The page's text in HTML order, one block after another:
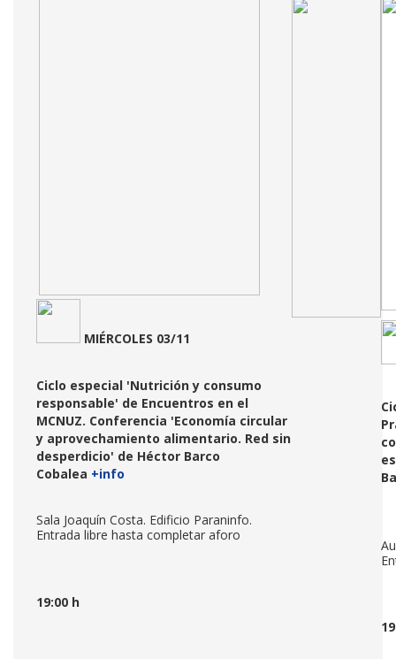
MIÉRCOLES 03/11
Ciclo especial 'Nutrición y consumo
responsable' de Encuentros en el
MCNUZ. Conferencia 'Economía circular
y aprovechamiento alimentario. Red sin
desperdicio' de Héctor Barco
Cobalea +info
Sala Joaquín Costa. Edificio Paraninfo.
Entrada libre hasta completar aforo
19:00 h